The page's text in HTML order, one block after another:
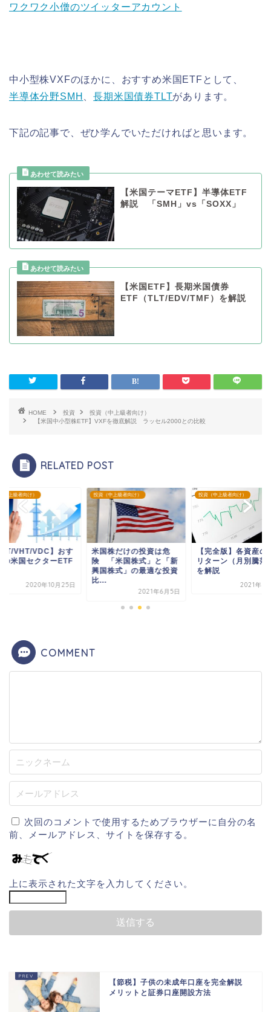
ワクワク小僧のツイッターアカウント
中小型株VXFのほかに、おすすめ米国ETFとして、
半導体分野SMH
、長期米国債券TLTがあります。
下記の記事で、ぜひ学んでいただければと思います。
【米国テーマETF】半導体ETF
解説 「SMH」vs「SOXX」
【米国ETF】長期米国債券
ETF（TLT/EDV/TMF）を解説
HOME 投資
投資（中上級者向け）
【米国中小型株ETF】VXFを徹底解説 ラッセル2000との比較
RELATED POST
中上級者向け）
VHT/VDC】おす
の米国セクターETF
2020年10月25日
投資（中上級者向け）
米国株だけの投資は危
険 「米国株式」と「新
興国株式」の最適な投資
比...
2021年6月5日
投資（中上級者向け）
【完全版】各資産の
リターン（月別騰落
を解説
2021年5
COMMENT
次回のコメントで使用するためブラウザーに自分の名
前、メールアドレス、サイトを保存する。
上に表示された文字を入力してください。
【節税】子供の未成年口座を完全解説
メリットと証券口座開設方法